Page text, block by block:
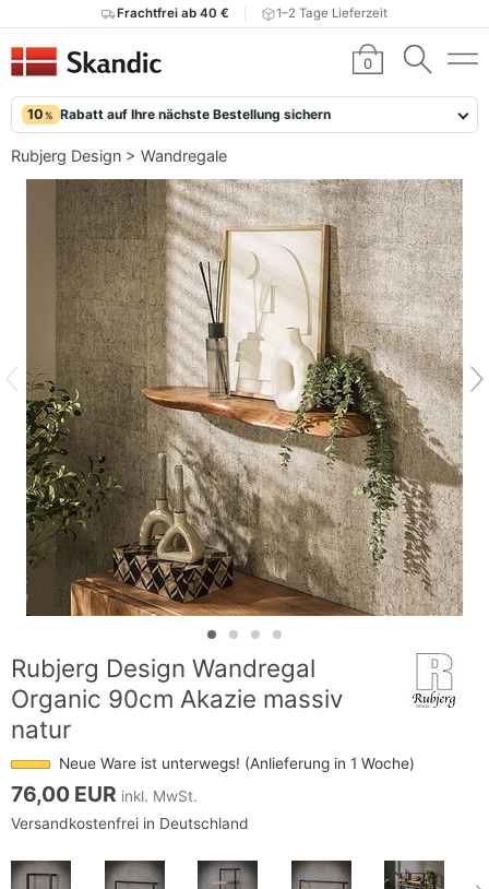
Frachtfrei ab 40 € 1–2 Tage Lieferzeit
0
10 % Rabatt auf Ihre nächste Bestellung sichern
Rubjerg Design > Wandregale
Rubjerg Design Wandregal
Organic 90cm Akazie massiv
natur
Neue Ware ist unterwegs! (Anlieferung in 1 Woche)
76,00 EUR inkl. MwSt.
Versandkostenfrei in Deutschland